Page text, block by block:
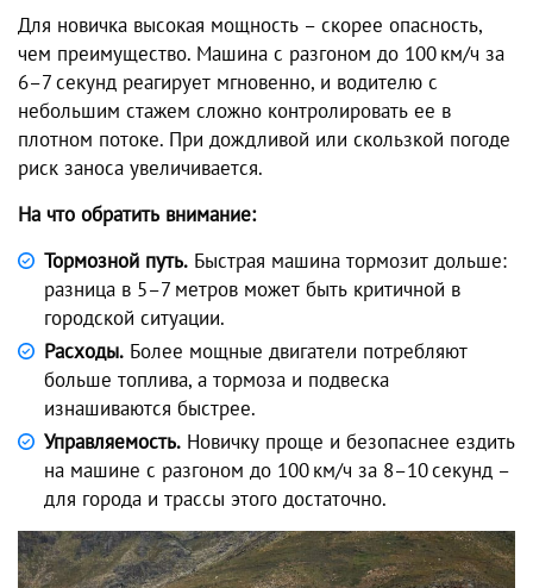
Для новичка высокая мощность – скорее опасность,
чем преимущество. Машина с разгоном до 100 км/ч за
6–7 секунд реагирует мгновенно, и водителю с
небольшим стажем сложно контролировать ее в
плотном потоке. При дождливой или скользкой погоде
риск заноса увеличивается.
На что обратить внимание:
Тормозной путь. Быстрая машина тормозит дольше:
разница в 5–7 метров может быть критичной в
городской ситуации.
Расходы. Более мощные двигатели потребляют
больше топлива, а тормоза и подвеска
изнашиваются быстрее.
Управляемость. Новичку проще и безопаснее ездить
на машине с разгоном до 100 км/ч за 8–10 секунд –
для города и трассы этого достаточно.